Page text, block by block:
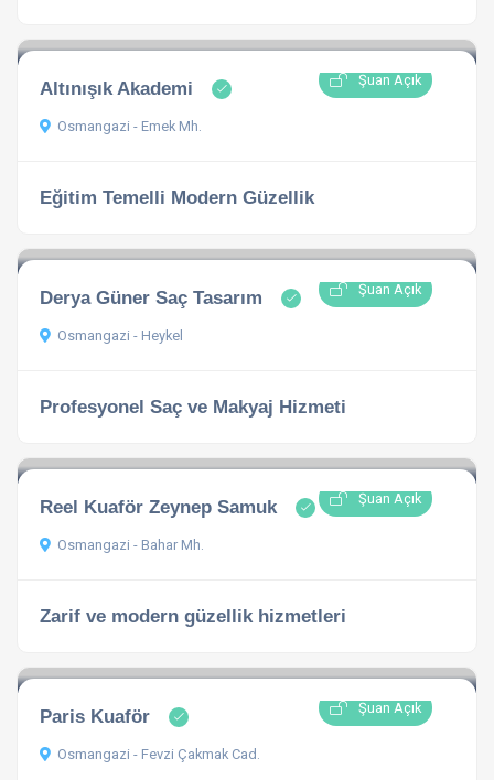
Şuan Açık
Altınışık Akademi
Osmangazi - Emek Mh.
Eğitim Temelli Modern Güzellik
Şuan Açık
Derya Güner Saç Tasarım
Osmangazi - Heykel
Profesyonel Saç ve Makyaj Hizmeti
Şuan Açık
Reel Kuaför Zeynep Samuk
Osmangazi - Bahar Mh.
Zarif ve modern güzellik hizmetleri
Şuan Açık
Paris Kuaför
Osmangazi - Fevzi Çakmak Cad.